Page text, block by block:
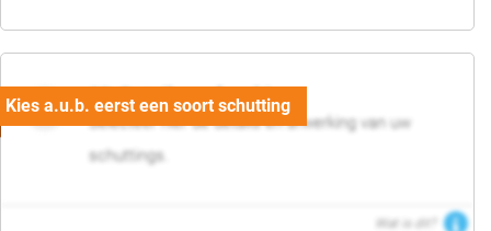
03. Detail en afwerking
Selecteer hier de details en afwerking van uw
schuttings.
Wat is dit?